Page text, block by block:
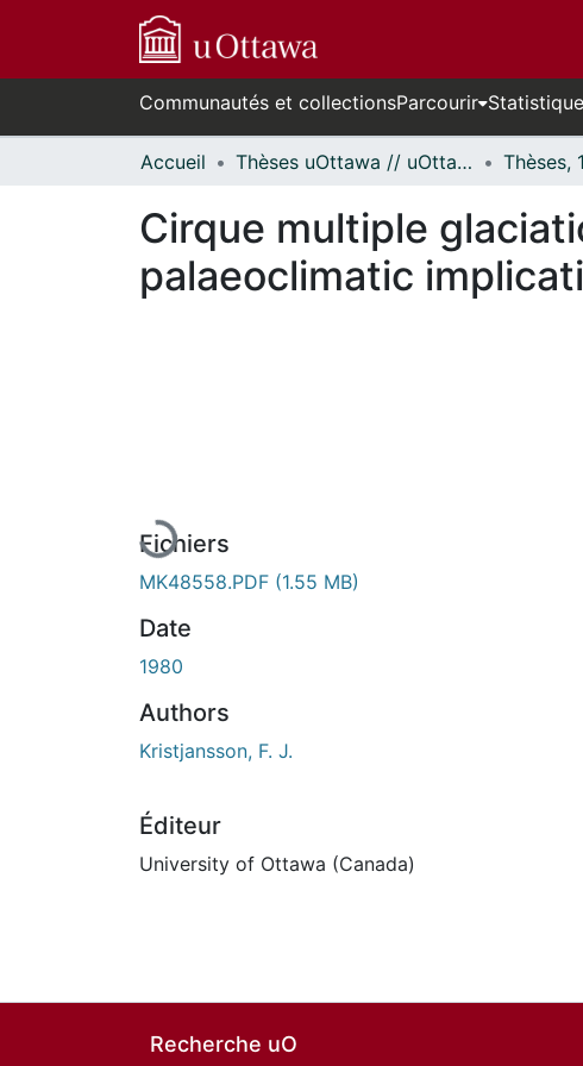
Communautés et collectionsParcourir
Accueil Thèses uOttawa // uOttawa Theses
Cirque multiple
palaeoclimatic
Fichiers
MK48558.PDF (1.55 MB)
Date
1980
Authors
Kristjansson, F. J.
Éditeur
University of Ottawa (Canada)
Recherche uO